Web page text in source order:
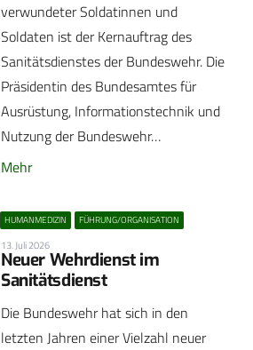
verwundeter Soldatinnen und
Soldaten ist der Kernauftrag des
Sanitätsdienstes der Bundeswehr. Die
Präsidentin des Bundesamtes für
Ausrüstung, Informationstechnik und
Nutzung der Bundeswehr…
Mehr
HUMANMEDIZIN FÜHRUNG/ORGANISATION
13. Juli 2026
Neuer Wehrdienst im
Sanitätsdienst
Die Bundeswehr hat sich in den
letzten Jahren einer Vielzahl neuer